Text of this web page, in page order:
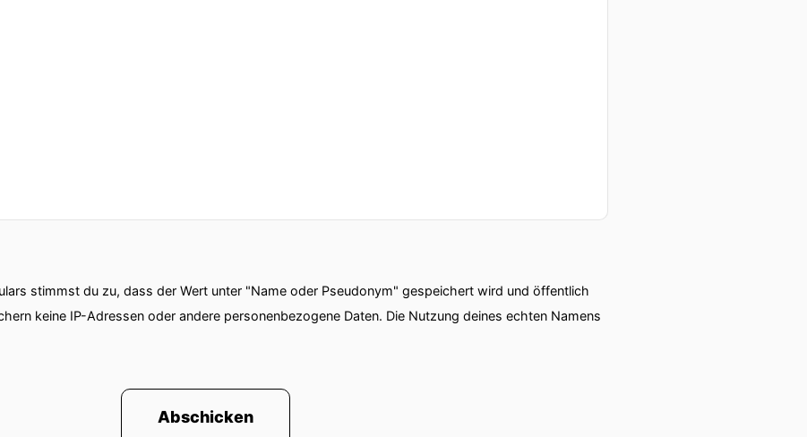
stimmst du zu, dass der Wert unter "Name oder Pseudonym" gespeichert wird und öffentlich
keine IP-Adressen oder andere personenbezogene Daten. Die Nutzung deines echten Namens
Abschicken